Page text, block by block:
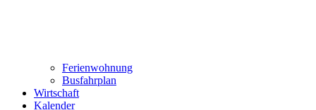
Ferienwohnung
Busfahrplan
Wirtschaft
Kalender